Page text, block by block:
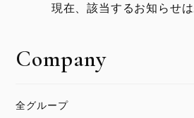
Company
全グループ
現在、該当するお知らせは